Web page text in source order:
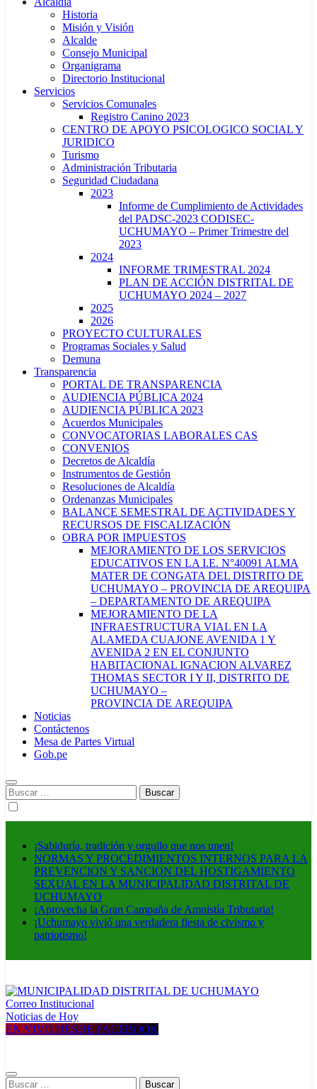
Historia
Misión y Visión
Alcalde
Consejo Municipal
Organigrama
Directorio Institucional
Servicios
Servicios Comunales
Registro Canino 2023
CENTRO DE APOYO PSICOLOGICO SOCIAL Y
JURIDICO
Turismo
Administración Tributaria
Seguridad Ciudadana
2023
Informe de Cumplimiento de Actividades
del PADSC-2023 CODISEC-
UCHUMAYO – Primer Trimestre del
2023
2024
INFORME TRIMESTRAL 2024
PLAN DE ACCIÓN DISTRITAL DE
UCHUMAYO 2024 – 2027
2025
2026
PROYECTO CULTURALES
Programas Sociales y Salud
Demuna
Transparencia
PORTAL DE TRANSPARENCIA
AUDIENCIA PÚBLICA 2024
AUDIENCIA PÚBLICA 2023
Acuerdos Municipales
CONVOCATORIAS LABORALES CAS
CONVENIOS
Decretos de Alcaldía
Instrumentos de Gestión
Resoluciones de Alcaldía
Ordenanzas Municipales
BALANCE SEMESTRAL DE ACTIVIDADES Y
RECURSOS DE FISCALIZACIÓN
OBRA POR IMPUESTOS
MEJORAMIENTO DE LOS SERVICIOS
EDUCATIVOS EN LA I.E. N°40091 ALMA
MATER DE CONGATA DEL DISTRITO DE
UCHUMAYO – PROVINCIA DE AREQUIPA
– DEPARTAMENTO DE AREQUIPA
MEJORAMIENTO DE LA
INFRAESTRUCTURA VIAL EN LA
ALAMEDA CUAJONE AVENIDA 1 Y
AVENIDA 2 EN EL CONJUNTO
HABITACIONAL IGNACION ALVAREZ
THOMAS SECTOR I Y II, DISTRITO DE
UCHUMAYO –
PROVINCIA DE AREQUIPA
Noticias
Contáctenos
Mesa de Partes Virtual
Gob.pe
Buscar:
¡Sabiduría, tradición y orgullo que nos unen!
NORMAS Y PROCEDIMIENTOS INTERNOS PARA LA
PREVENCION Y SANCION DEL HOSTIGAMIENTO
SEXUAL EN LA MUNICIPALIDAD DISTRITAL DE
UCHUMAYO
¡Aprovecha la Gran Campaña de Amnistía Tributaria!
¡Uchumayo vivió una verdadera fiesta de civismo y
patriotismo!
MUNICIPALIDAD DISTRITAL DE UCHUMAYO
Construyendo una nueva Historia
Correo Institucional
Noticias de Hoy
EN VIVO DESDE FACEBOOK
Buscar: